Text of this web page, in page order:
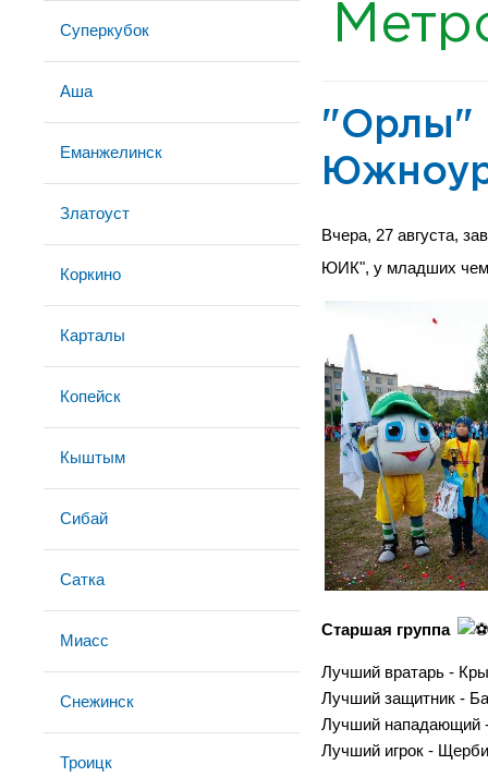
Суперкубок
Аша
Еманжелинск
Златоуст
Коркино
Карталы
Копейск
Кыштым
Сибай
Сатка
Миасс
Снежинск
Троицк
"Орлы"
Вчера, 27 августа,
ЮИК", у младших
Старшая группа
Лучший вратарь -
Лучший защитник -
Лучший нападающий
Лучший игрок -